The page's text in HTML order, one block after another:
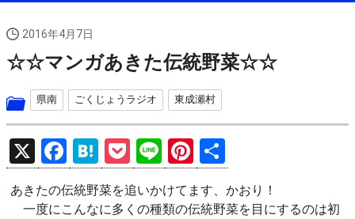
2016年4月7日
☆☆マンガあきた伝統野菜☆☆
県南 ごくじょうラジオ 東成瀬村
X
F
a
ce
H
at
e
P
o
ck
Li
n
e
Pi
nt
er
有
あきたの伝統野菜を追いかけてます、かおり！
一度にこんなに多くの種類の伝統野菜を目にするのは初